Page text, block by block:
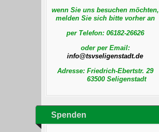
wenn Sie uns besuchen möchten,
melden Sie sich bitte vorher an
per Telefon: 06182-26626
oder per Email:
Adresse: Friedrich-Ebertstr. 29
63500 Seligenstadt
Spenden